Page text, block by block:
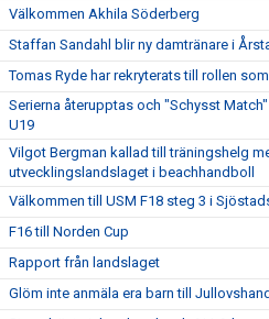
Välkommen Akhila Söderberg
Staffan Sandahl blir ny damtränare i
Tomas Ryde har rekryterats till rollen
Serierna återupptas och "Schysst
U19
Vilgot Bergman kallad till träningshelg
utvecklingslandslaget i beachhandboll
Välkommen till USM F18 steg 3 i
F16 till Norden Cup
Rapport från landslaget
Glöm inte anmäla era barn till